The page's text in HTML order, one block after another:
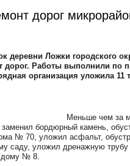
дорог
деревни Ложки городского
дорог. Работы выполнили по
организация уложила 11
Меньше чем за
бордюрный камень,
№ 70, уложил асфальт,
саду, уложил дренажную трубу
дому № 8.